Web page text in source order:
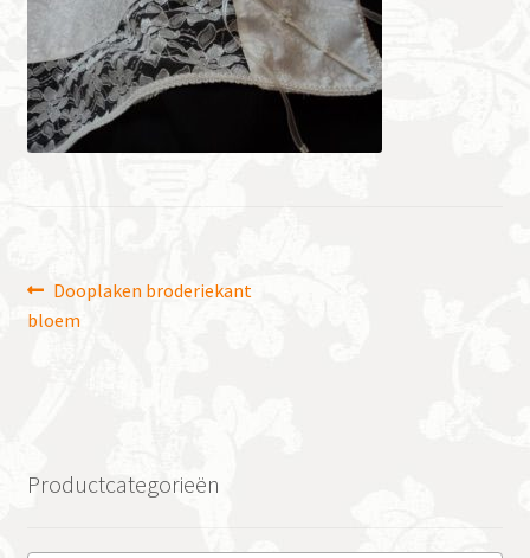
Bericht
navigatie
Vorig
bericht:
Dooplaken broderiekant
bloem
Productcategorieën